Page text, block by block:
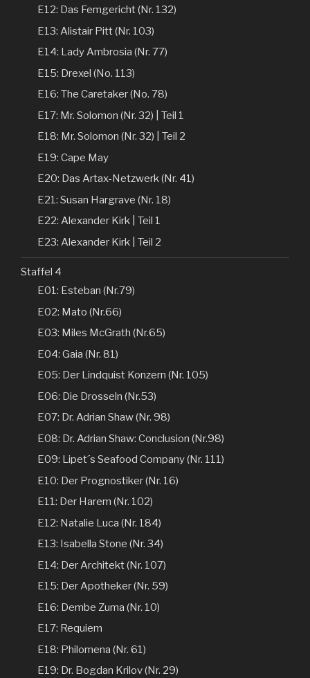
E12: Das Femgericht (Nr. 132)
E13: Alistair Pitt (Nr. 103)
E14: Lady Ambrosia (Nr. 77)
E15: Drexel (No. 113)
E16: The Caretaker (No. 78)
E17: Mr. Solomon (Nr. 32) | Teil 1
E18: Mr. Solomon (Nr. 32) | Teil 2
E19: Cape May
E20: Das Artax-Netzwerk (Nr. 41)
E21: Susan Hargrave (Nr. 18)
E22: Alexander Kirk | Teil 1
E23: Alexander Kirk | Teil 2
Staffel 4
E01: Esteban (Nr.79)
E02: Mato (Nr.66)
E03: Miles McGrath (Nr.65)
E04: Gaia (Nr. 81)
E05: Der Lindquist Konzern (Nr. 105)
E06: Die Drosseln (Nr.53)
E07: Dr. Adrian Shaw (Nr. 98)
E08: Dr. Adrian Shaw: Conclusion (Nr.98)
E09: Lipet´s Seafood Company (Nr. 111)
E10: Der Prognostiker (Nr. 16)
E11: Der Harem (Nr. 102)
E12: Natalie Luca (Nr. 184)
E13: Isabella Stone (Nr. 34)
E14: Der Architekt (Nr. 107)
E15: Der Apotheker (Nr. 59)
E16: Dembe Zuma (Nr. 10)
E17: Requiem
E18: Philomena (Nr. 61)
E19: Dr. Bogdan Krilov (Nr. 29)